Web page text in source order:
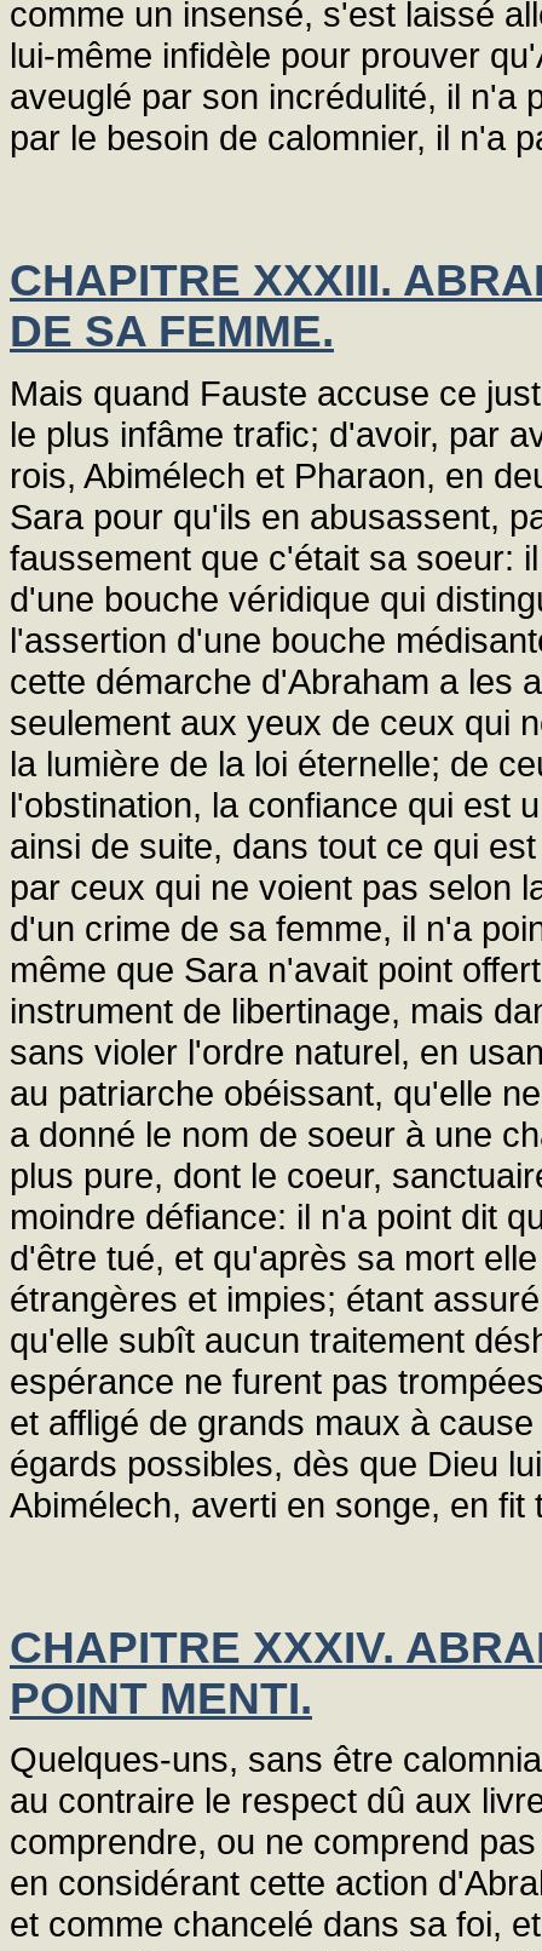
comme un insensé, s'est laissé
lui-même infidèle pour prouver
aveuglé par son incrédulité, il n'a
par le besoin de calomnier, il n'a
CHAPITRE XXXIII.
DE SA FEMME.
Mais quand Fauste accuse ce
le plus infâme trafic; d'avoir, par
rois, Abimélech et Pharaon, en
Sara pour qu'ils en abusassent,
faussement que c'était sa soeur:
d'une bouche véridique qui
l'assertion d'une bouche
cette démarche d'Abraham a les
seulement aux yeux de ceux qui
la lumière de la loi éternelle; de
l'obstination, la confiance qui est
ainsi de suite, dans tout ce qui
par ceux qui ne voient pas selon
d'un crime de sa femme, il n'a
même que Sara n'avait point
instrument de libertinage, mais
sans violer l'ordre naturel, en
au patriarche obéissant, qu'elle
a donné le nom de soeur à une
plus pure, dont le coeur,
moindre défiance: il n'a point dit
d'être tué, et qu'après sa mort
étrangères et impies; étant
qu'elle subît aucun traitement
espérance ne furent pas
et affligé de grands maux à
égards possibles, dès que Dieu
Abimélech, averti en songe, en fit
CHAPITRE XXXIV.
POINT MENTI.
Quelques-uns, sans être
au contraire le respect dû aux
comprendre, ou ne comprend
en considérant cette action
et comme chancelé dans sa foi,